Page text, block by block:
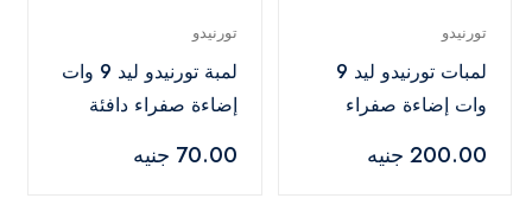
تورنيدو
لمبات تورنيدو ليد 9
وات إضاءة صفراء
200.00 جنيه
تورنيدو
لمبة تورنيدو ليد 9 وات
إضاءة صفراء دافئة
70.00 جنيه